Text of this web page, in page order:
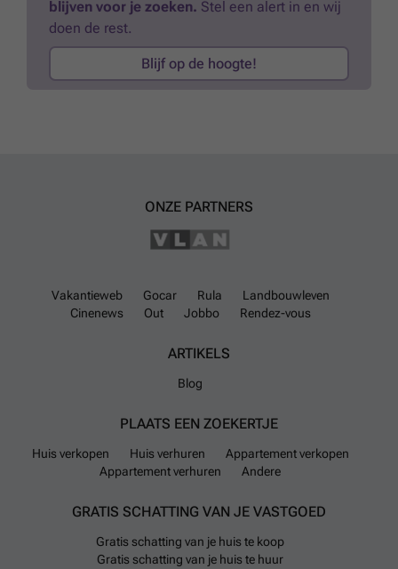
voor een bezoek. JOUW DROOMHUIS. ZO GEVONDEN! Meer weten?
blijven voor je zoeken. Stel een alert in en wij
doen de rest.
Blijf op de hoogte!
ONZE PARTNERS
Vakantieweb Gocar Rula
Landbouwleven
Cinenews
Out Jobbo Rendez-vous
ARTIKELS
Blog
PLAATS EEN ZOEKERTJE
Huis verkopen Huis verhuren
Appartement verkopen
Appartement verhuren
Andere
GRATIS SCHATTING VAN JE VASTGOED
Gratis schatting van je huis te koop
Gratis schatting van je huis te huur